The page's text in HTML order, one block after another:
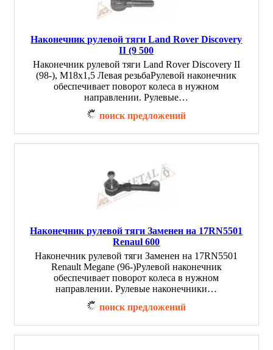
Наконечник рулевой тяги Land Rover Discovery
II (9 500
Наконечник рулевой тяги Land Rover Discovery II
(98-), M18x1,5 Левая резьбаРулевой наконечник
обеспечивает поворот колеса в нужном
направлении. Рулевые…
поиск предложений
Наконечник рулевой тяги Заменен на 17RN5501
Renaul 600
Наконечник рулевой тяги Заменен на 17RN5501
Renault Megane (96-)Рулевой наконечник
обеспечивает поворот колеса в нужном
направлении. Рулевые наконечники…
поиск предложений